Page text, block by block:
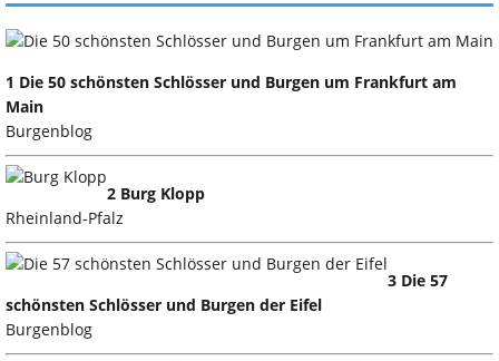
1 Die 50 schönsten Schlösser und Burgen um Frankfurt am
Main
Burgenblog
2 Burg Klopp
Rheinland-Pfalz
3 Die 57
schönsten Schlösser und Burgen der Eifel
Burgenblog